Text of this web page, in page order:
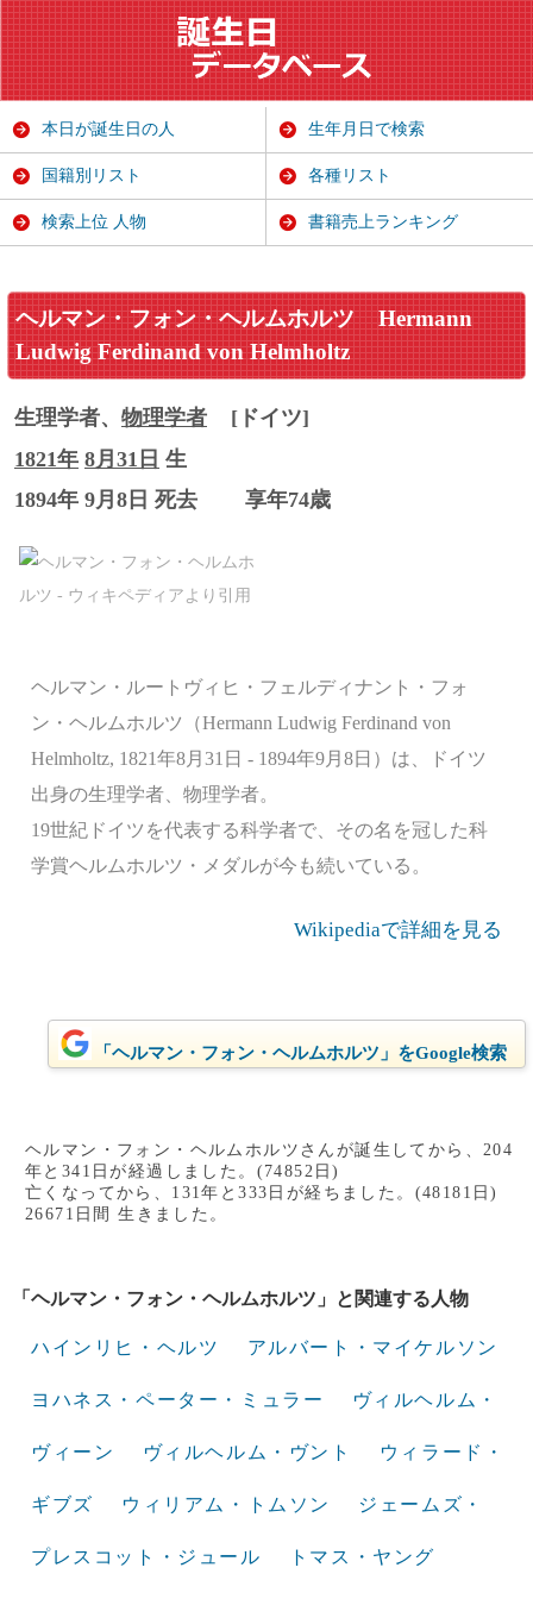
ヘルマン・フォン・ヘルムホルツ
Hermann
Ludwig Ferdinand von Helmholtz
生理学者、 物理学者
[ドイツ]
1821年 8月31日 生
1894年 9月8日 死去
享年74歳
ヘルマン・ルートヴィヒ・フェルディナント・フォ
ン・ヘルムホルツ（Hermann Ludwig Ferdinand von
Helmholtz, 1821年8月31日 - 1894年9月8日）は、ドイツ
出身の生理学者、物理学者。
19世紀ドイツを代表する科学者で、その名を冠した科
学賞ヘルムホルツ・メダルが今も続いている。
Wikipediaで詳細を見る
「ヘルマン・フォン・ヘルムホルツ」をGoogle検索
ヘルマン・フォン・ヘルムホルツさんが誕生してから、204
年と341日が経過しました。(74852日)
亡くなってから、131年と333日が経ちました。(48181日)
26671日間 生きました。
「ヘルマン・フォン・ヘルムホルツ」と関連する人物
ハインリヒ・ヘルツ アルバート・マイケルソン
ヨハネス・ペーター・ミュラー ヴィルヘルム・
ヴィーン ヴィルヘルム・ヴント ウィラード・
ギブズ ウィリアム・トムソン ジェームズ・
プレスコット・ジュール トマス・ヤング
本日が誕生日の人 生年月日で検索
国籍別リスト 各種リスト
検索上位 人物 書籍売上ランキング